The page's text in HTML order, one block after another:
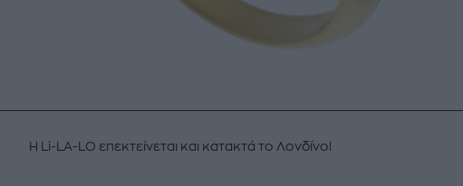
H Li-LA-LO επεκτείνεται και κατακτά το Λονδίνο!